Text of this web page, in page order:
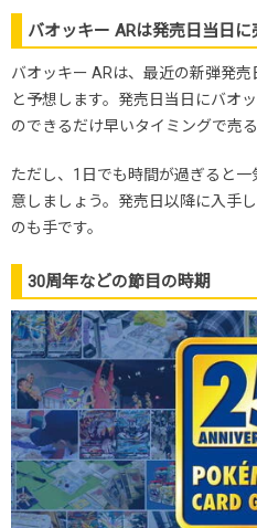
バオッキー ARは発売日当日
バオッキー ARは、最近の新弾発
と予想します。発売日当日にバオ
のできるだけ早いタイミングで売る
ただし、1日でも時間が過ぎると
意しましょう。発売日以降に入手
のも手です。
30周年などの節目の時期